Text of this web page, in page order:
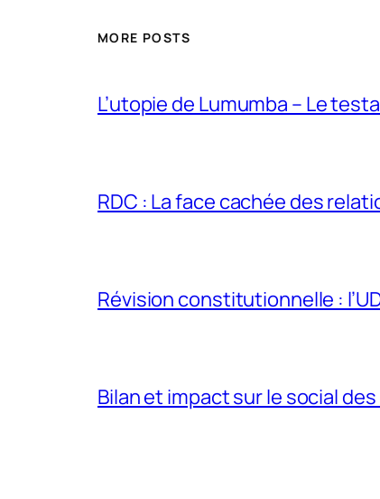
MORE POSTS
L’utopie de Lumumba – Le
RDC : La face cachée des
Révision constitutionnelle :
Bilan et impact sur le social